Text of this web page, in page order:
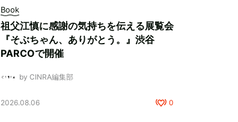
Book
祖父江慎に感謝の気持ちを伝える展覧会
『そぶちゃん、ありがとう。』渋谷
PARCOで開催
by CINRA編集部
2026.08.06 0